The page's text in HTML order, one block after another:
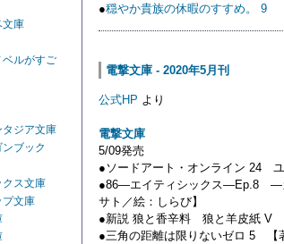
文庫
ベルがすご
ジア文庫
ブック
クス文庫
プ文庫
●穏やか貴族の休暇のすすめ。 9
電撃文庫 - 2020年5月刊
公式HP より
電撃文庫
5/09発売
●ソードアート・オンライン 24
●86―エイティシックス―Ep.8 ―
サト／絵：しらび】
●新説 狼と香辛料 狼と羊皮紙 V
●三角の距離は限りないゼロ 5 【